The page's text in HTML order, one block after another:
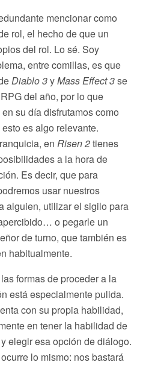
mencionar como
rol, el hecho de que un
del rol. Lo sé. Soy
entre comillas, es que
Diablo 3yMass Effect 3se
del año, por lo que
su día disfrutamos como
esto es algo relevante.
en Risen 2tienes
a la hora de
Es decir, que para
usar nuestros
alguien, utilizar el sigilo para
o pegarle un
de turno, que también es
habitualmente.
formas de proceder a la
está especialmente pulida.
con su propia habilidad,
en tener la habilidad de
elegir esa opción de diálogo.
lo mismo: nos bastará